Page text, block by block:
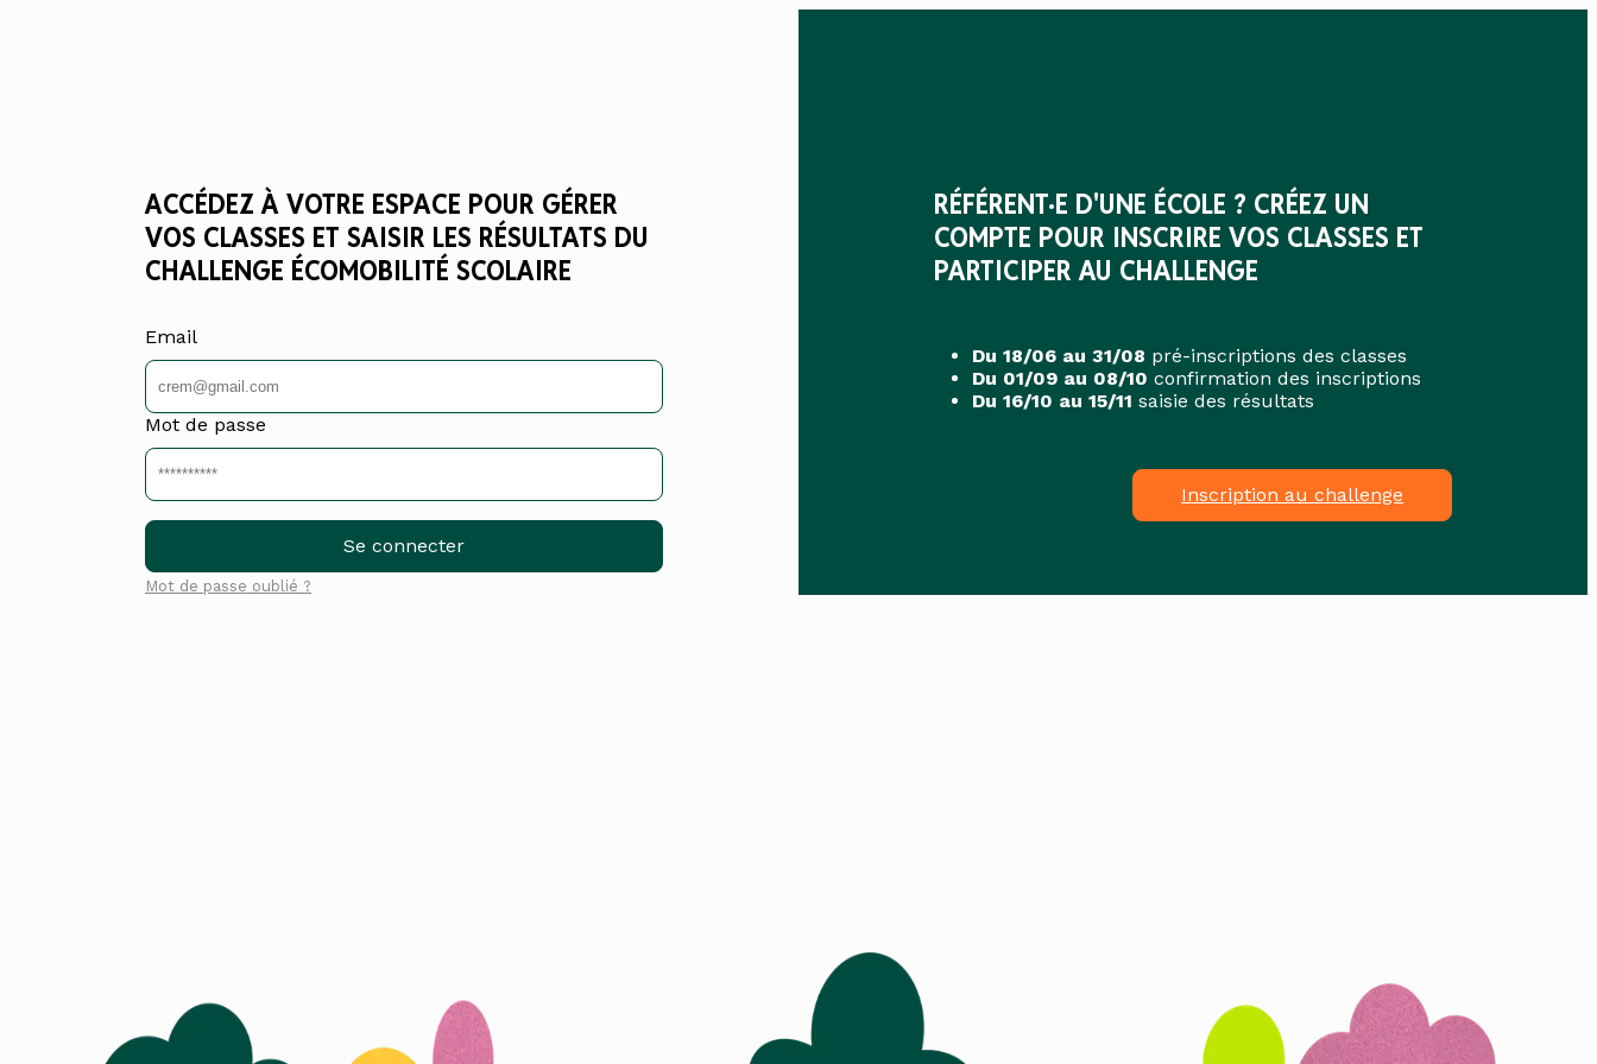
ACCÉDEZ À VOTRE ESPACE POUR GÉRER
VOS CLASSES ET SAISIR LES RÉSULTATS DU
CHALLENGE ÉCOMOBILITÉ SCOLAIRE
Email
Mot de passe
Se connecter
Mot de passe oublié ?
RÉFÉRENT·E D'UNE ÉCOLE ? CRÉEZ UN
COMPTE POUR INSCRIRE VOS CLASSES ET
PARTICIPER AU CHALLENGE
Du 18/06 au 31/08 pré-inscriptions des classes
Du 01/09 au 08/10 confirmation des inscriptions
Du 16/10 au 15/11 saisie des résultats
Inscription au challenge